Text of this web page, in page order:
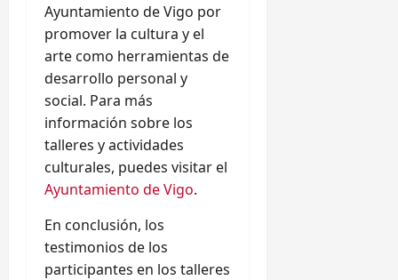
Ayuntamiento de Vigo por
promover la cultura y el
arte como herramientas de
desarrollo personal y
social. Para más
información sobre los
talleres y actividades
culturales, puedes visitar el
Ayuntamiento de Vigo.
En conclusión, los
testimonios de los
participantes en los talleres